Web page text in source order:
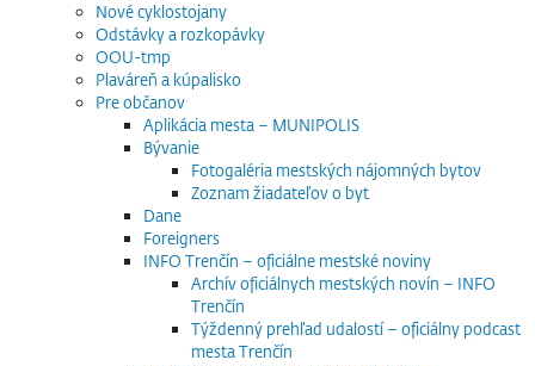
Nové cyklostojany
Odstávky a rozkopávky
OOU-tmp
Plaváreň a kúpalisko
Pre občanov
Aplikácia mesta – MUNIPOLIS
Bývanie
Fotogaléria mestských nájomných bytov
Zoznam žiadateľov o byt
Dane
Foreigners
INFO Trenčín – oficiálne mestské noviny
Archív oficiálnych mestských novín – INFO
Trenčín
Týždenný prehľad udalostí – oficiálny podcast
mesta Trenčín